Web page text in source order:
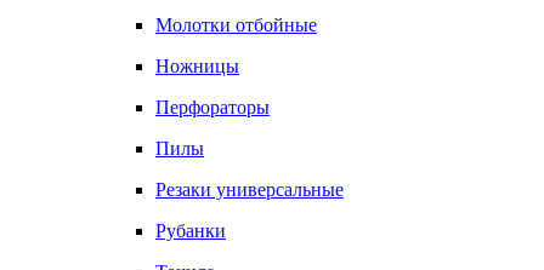
Молотки отбойные
Ножницы
Перфораторы
Пилы
Резаки универсальные
Рубанки